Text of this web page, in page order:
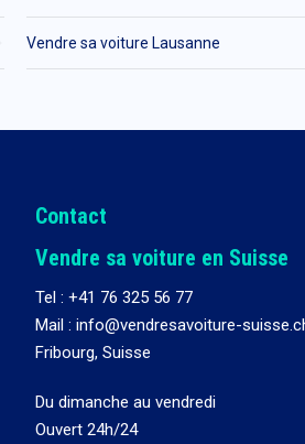
Vendre sa voiture Lausanne
Contact
Vendre sa voiture en Suisse
Tel : +41 76 325 56 77
Mail : info@vendresavoiture-
Fribourg, Suisse
Du dimanche au vendredi
Ouvert 24h/24